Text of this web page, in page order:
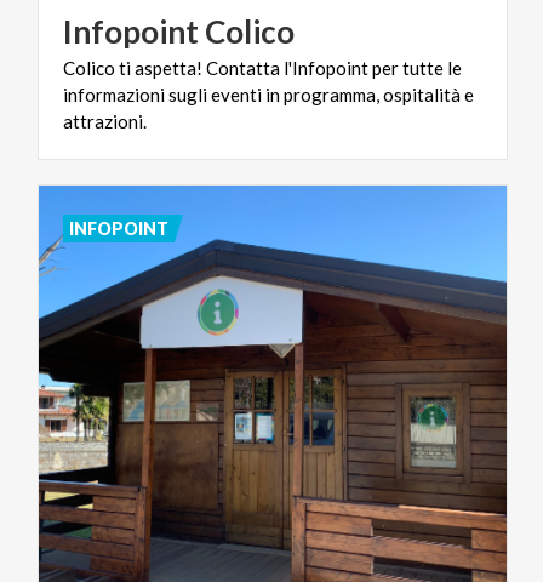
InfopointColico
Colico ti aspetta! Contatta l'Infopoint per tutte le
informazioni sugli eventi in programma, ospitalità e
attrazioni.
INFOPOINT